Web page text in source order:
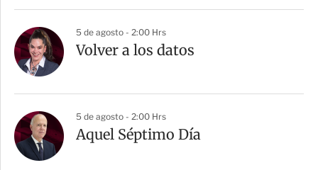
5 de agosto - 2:00 Hrs
Volver a los datos
5 de agosto - 2:00 Hrs
Aquel Séptimo Día